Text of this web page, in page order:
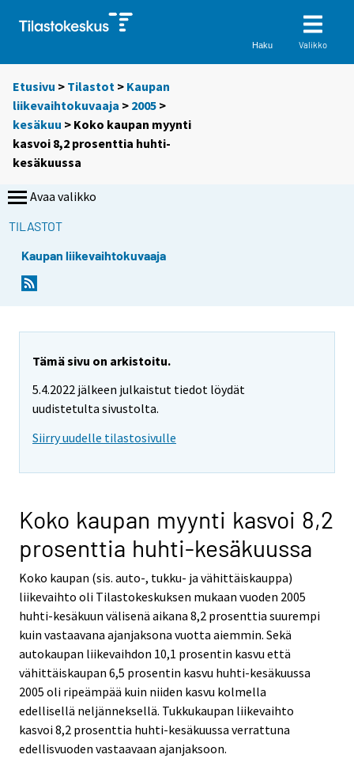
Haku Valikko
Etusivu > Tilastot > Kaupan
liikevaihtokuvaaja > 2005 >
kesäkuu > Koko kaupan myynti
kasvoi 8,2 prosenttia huhti-
kesäkuussa
Avaa valikko
TILASTOT
Kaupan liikevaihtokuvaaja
Tämä sivu on arkistoitu.
5.4.2022 jälkeen julkaistut tiedot löydät
uudistetulta sivustolta.
Siirry uudelle tilastosivulle
Koko kaupan myynti kasvoi 8,2
prosenttia huhti-kesäkuussa
Koko kaupan (sis. auto-, tukku- ja vähittäiskauppa)
liikevaihto oli Tilastokeskuksen mukaan vuoden 2005
huhti-kesäkuun välisenä aikana 8,2 prosenttia suurempi
kuin vastaavana ajanjaksona vuotta aiemmin. Sekä
autokaupan liikevaihdon 10,1 prosentin kasvu että
vähittäiskaupan 6,5 prosentin kasvu huhti-kesäkuussa
2005 oli ripeämpää kuin niiden kasvu kolmella
edellisellä neljänneksellä. Tukkukaupan liikevaihto
kasvoi 8,2 prosenttia huhti-kesäkuussa verrattuna
edellisvuoden vastaavaan ajanjaksoon.